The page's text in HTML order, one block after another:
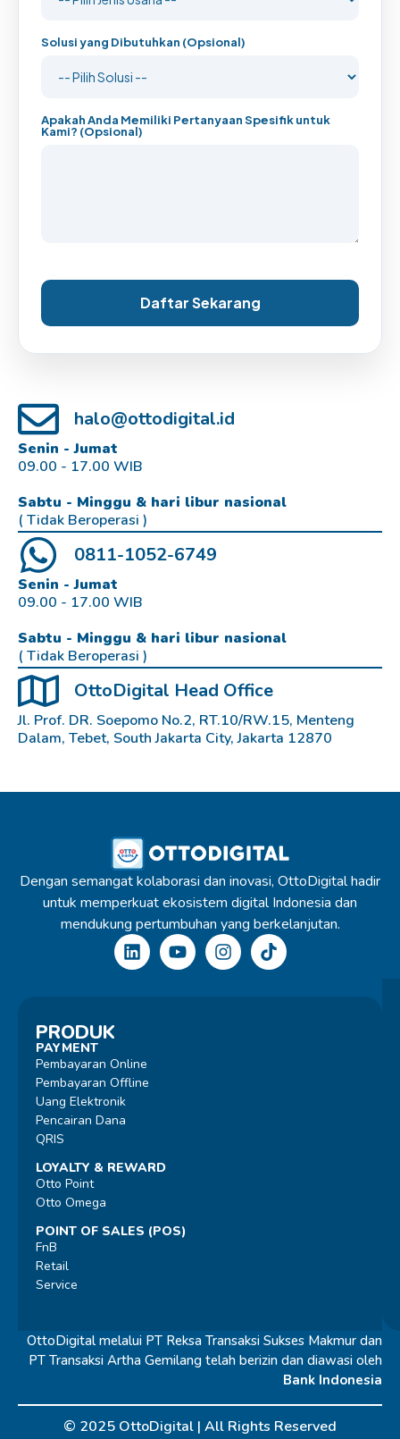
halo@ottodigital.id
Senin - Jumat
09.00 - 17.00 WIB
Sabtu - Minggu & hari libur nasional
( Tidak Beroperasi )
0811-1052-6749
Senin - Jumat
09.00 - 17.00 WIB
Sabtu - Minggu & hari libur nasional
( Tidak Beroperasi )
OttoDigital Head Office
Jl. Prof. DR. Soepomo No.2, RT.10/RW.15, Menteng
Dalam, Tebet, South Jakarta City, Jakarta 12870
Solusi yang Dibutuhkan (Opsional)
Apakah Anda Memiliki Pertanyaan Spesifik untuk
Kami? (Opsional)
Daftar Sekarang
Dengan semangat kolaborasi dan inovasi, OttoDigital hadir
untuk memperkuat ekosistem digital Indonesia dan
mendukung pertumbuhan yang berkelanjutan.
PRODUK
PAYMENT
Pembayaran Online
Pembayaran Offline
Uang Elektronik
Pencairan Dana
QRIS
LOYALTY & REWARD
Otto Point
Otto Omega
POINT OF SALES (POS)
FnB
Retail
Service
OttoDigital melalui PT Reksa Transaksi Sukses Makmur dan
PT Transaksi Artha Gemilang telah berizin dan diawasi oleh
Bank Indonesia
© 2025 OttoDigital | All Rights Reserved